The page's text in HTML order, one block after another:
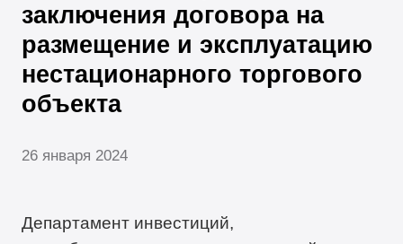
заключения договора на
размещение и эксплуатацию
нестационарного торгового
объекта
26 января 2024
Департамент инвестиций,